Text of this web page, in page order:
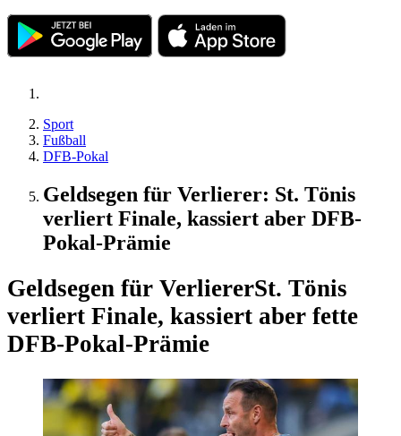
Sport
Fußball
DFB-Pokal
Geldsegen für Verlierer: St. Tönis
verliert Finale, kassiert aber DFB-
Pokal-Prämie
Geldsegen für VerliererSt. Tönis
verliert Finale, kassiert aber fette
DFB-Pokal-Prämie